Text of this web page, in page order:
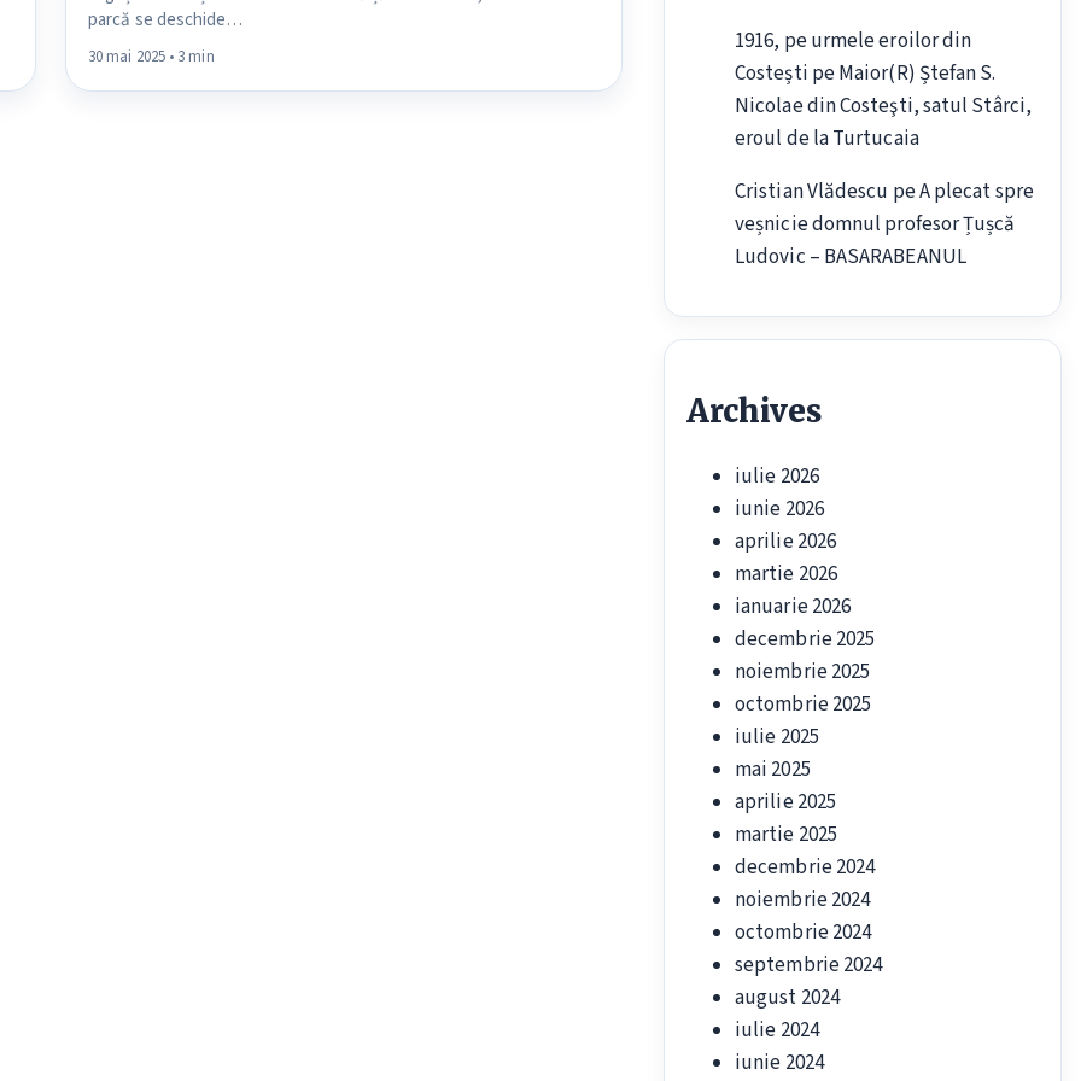
parcă se deschide…
30 mai 2025 • 3 min
1916, pe urmele eroilor din
Costești peMaior(R) Ștefan S.
Nicolae din Costeşti, satul Stârci,
eroul de la Turtucaia
Cristian Vlădescu peA plecat spre
veșnicie domnul profesor Țușcă
Ludovic – BASARABEANUL
Archives
iulie 2026
iunie 2026
aprilie 2026
martie 2026
ianuarie 2026
decembrie 2025
noiembrie 2025
octombrie 2025
iulie 2025
mai 2025
aprilie 2025
martie 2025
decembrie 2024
noiembrie 2024
octombrie 2024
septembrie 2024
august 2024
iulie 2024
iunie 2024